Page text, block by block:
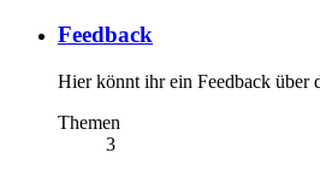
Feedback
Hier könnt ihr ein Feedback über
Themen
3